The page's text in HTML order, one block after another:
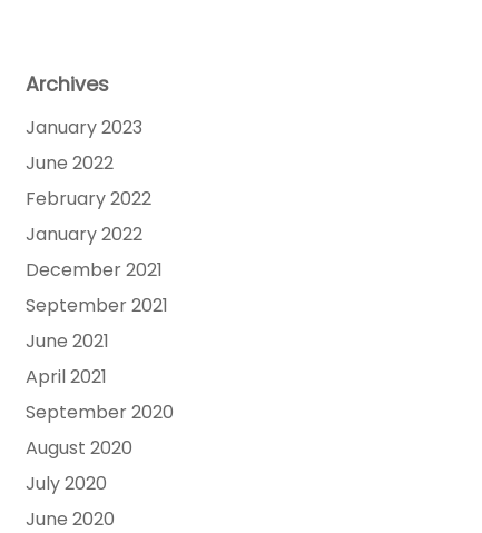
Archives
January 2023
June 2022
February 2022
January 2022
December 2021
September 2021
June 2021
April 2021
September 2020
August 2020
July 2020
June 2020